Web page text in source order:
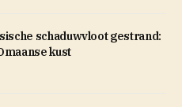
schaduwvloot gestrand:
kust